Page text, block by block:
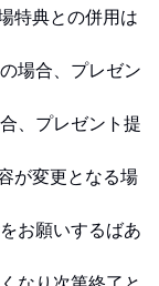
特典との併用は
場合、プレゼン
、プレゼント提
が変更となる場
お願いするばあ